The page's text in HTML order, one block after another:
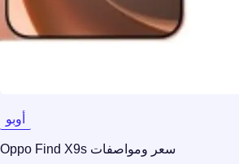
أوبو
سعر ومواصفات Oppo Find X9s